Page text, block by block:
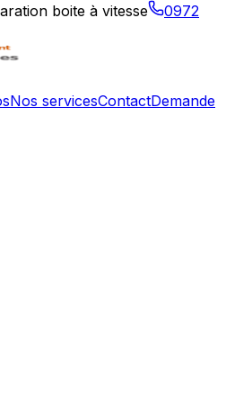
boite à vitesse
0972
Nos servicesContactDemande